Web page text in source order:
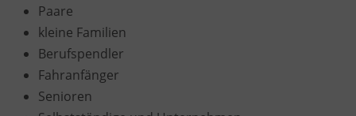
Paare
kleine Familien
Berufspendler
Fahranfänger
Senioren